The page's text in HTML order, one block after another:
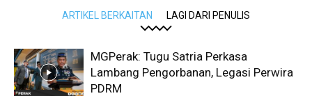
ARTIKEL BERKAITAN LAGI DARI PENULIS
MGPerak: Tugu Satria Perkasa
Lambang Pengorbanan, Legasi Perwira
PDRM